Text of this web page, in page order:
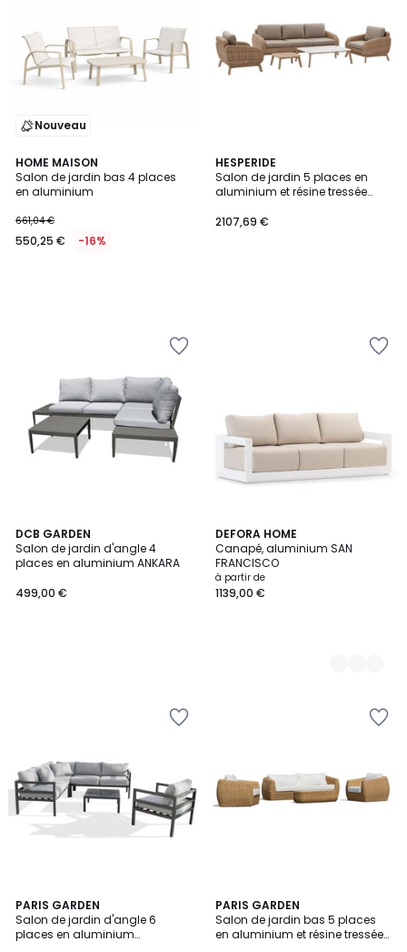
Nouveau
HOME MAISON
Salon de jardin bas 4 places
en aluminium
661,04 €
550,25 € -16%
HESPERIDE
Salon de jardin 5 places en
aluminium et résine tressée
2107,69 €
DCB GARDEN
Salon de jardin d'angle 4
places en aluminium ANKARA
499,00 €
DEFORA HOME
Canapé, aluminium SAN
FRANCISCO
à partir de
1139,00 €
2
Couleurs
PARIS GARDEN
Salon de jardin d'angle 6
places en aluminium
PARIS GARDEN
Salon de jardin bas 5 places
en aluminium et résine tressée